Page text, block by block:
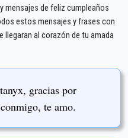
mensajes de feliz cumpleaños
estos mensajes y frases con
al corazón de tu amada
gracias por
te amo.